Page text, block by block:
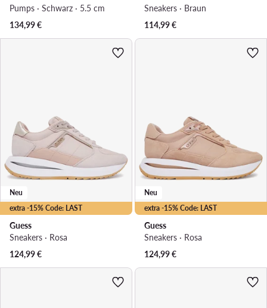
Pumps · Schwarz · 5.5 cm
134,99€
Sneakers · Braun
114,99€
extra -15% Code: LAST
Neu
Guess
Sneakers · Rosa
124,99€
extra -15% Code: LAST
Neu
Guess
Sneakers · Rosa
124,99€